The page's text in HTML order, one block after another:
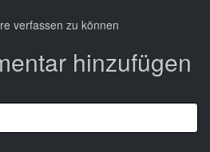
verfassen zu können
hinzufügen